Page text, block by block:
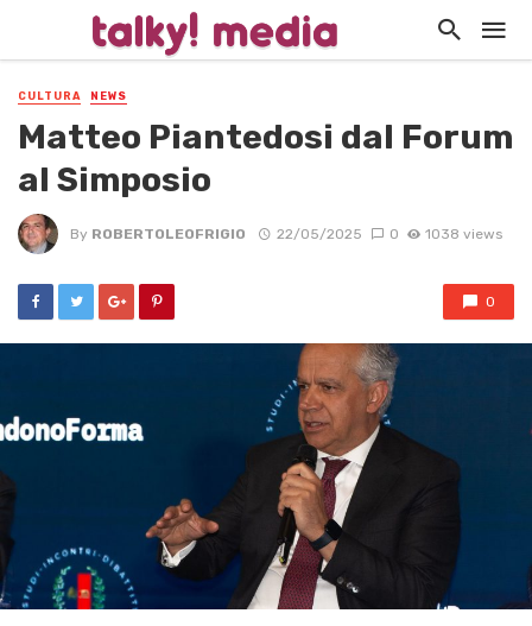
CULTURA NEWS
Matteo Piantedosi dal Forum
al Simposio
By ROBERTOLEOFRIGIO 22/05/2025 0 1038 views
0